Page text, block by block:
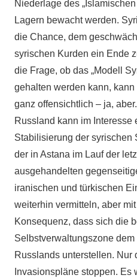
Niederlage des
Lagern bewacht werden.
die Chance, dem
syrischen Kurden ein Ende
die Frage, ob das „Modell
gehalten werden kann,
ganz offensichtlich – ja,
Russland kann im Interesse
Stabilisierung der syrischen
der in Astana im Lauf der
ausgehandelten
iranischen und türkischen
weiterhin vermitteln, aber
Konsequenz, dass sich die
Selbstverwaltungszone
Russlands unterstellen. Nur
Invasionspläne stoppen. Es